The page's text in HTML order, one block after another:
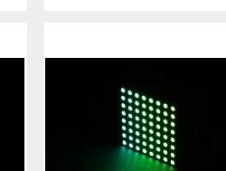
运动传感器 (1)
e-Health传感器 (2)